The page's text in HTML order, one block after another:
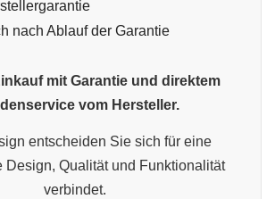
nach Ablauf der Garantie
mit Garantie und direktem
vom Hersteller.
entscheiden Sie sich für eine
Design, Qualität und Funktionalität
verbindet.